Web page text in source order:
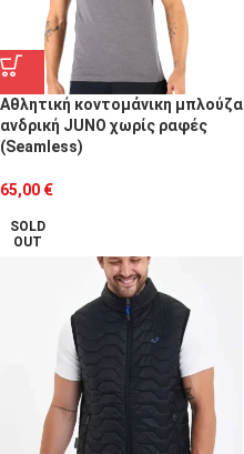
Αθλητική κοντομάνικη μπλούζα
ανδρική JUNO χωρίς ραφές
(Seamless)
65,00 €
SOLD
OUT